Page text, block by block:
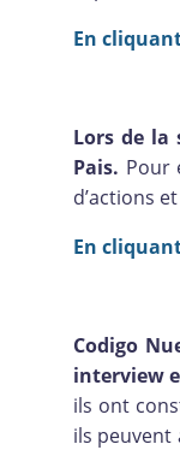
En
Lors de la
Pais. Pour
d’actions
En
Codigo
interview
ils ont
ils